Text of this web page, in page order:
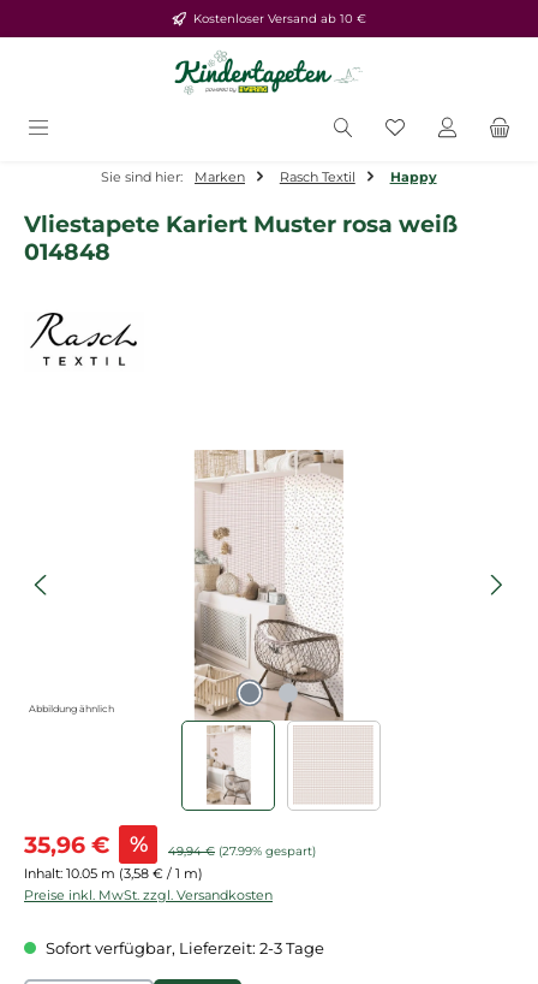
Zum Hauptinhalt springenKostenloser Versand ab 10 €
Du hast 0
Sie sind hier: Marken Rasch Textil Happy
Vliestapete Kariert Muster rosa weiß
014848
Bildergalerie überspringen
Abbildung ähnlich
Verkaufspreis:
35,96 € % Regulärer Preis:
49,94 € (27.99% gespart)
Inhalt: 10.05 m (3,58 € / 1 m)
Preise inkl. MwSt. zzgl. Versandkosten
Sofort verfügbar, Lieferzeit: 2-3 Tage